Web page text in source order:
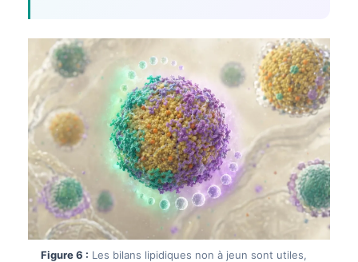
Figure 6 : Les bilans lipidiques non à jeun sont utiles,
ગુજરાતી
ಕನ್ನಡ
മലയാളം
Bahasa Melayu
Tiếng Việt
Tagalog
ไทย